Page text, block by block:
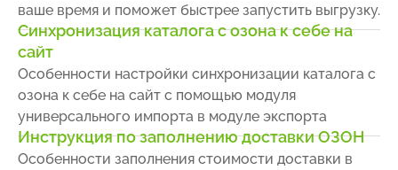
ваше время и поможет быстрее запустить выгрузку.
Синхронизация каталога с озона к себе на
сайт
Особенности настройки синхронизации каталога с
озона к себе на сайт с помощью модуля
универсального импорта в модуле экспорта
Инструкция по заполнению доставки ОЗОН
Особенности заполнения стоимости доставки в